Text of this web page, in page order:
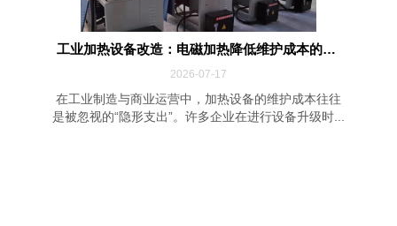
工业加热设备改造：电磁加热降低维护成本的四...
2026-07-17
在工业制造与商业运营中，加热设备的维护成本往往
是被忽视的“隐形支出”。许多企业在进行设备升级时...